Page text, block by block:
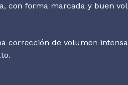
con forma marcada y buen
corrección de volumen